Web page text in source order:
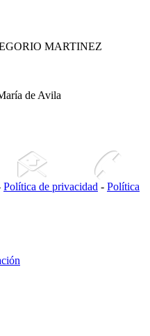
MARTINEZ
de Avila
Política de privacidad - Política